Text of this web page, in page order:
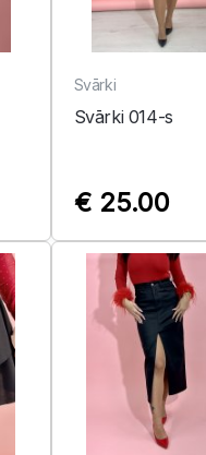
Svārki
Svārki 014-s
€ 25.00